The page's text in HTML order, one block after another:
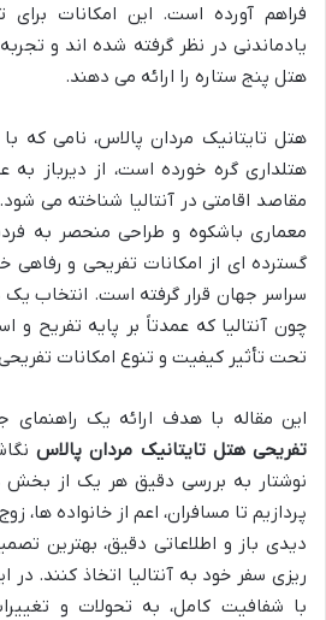
فراهم آورده است. این امکانات
یادماندنی در نظر گرفته شده اند و
هتل پنج ستاره را ارائه می دهند.
هتل تایتانیک مردان پالاس، نامی
هتلداری گره خورده است، از دیرباز به
مقاصد اقامتی در آنتالیا شناخته می
معماری باشکوه و طراحی منحصر به
گسترده ای از امکانات تفریحی و رفاهی
سراسر جهان قرار گرفته است. انتخاب
چون آنتالیا که عمدتاً بر پایه تفریح
تحت تأثیر کیفیت و تنوع امکانات تفریحی
این مقاله با هدف ارائه یک راهنمای
تفریحی هتل تایتانیک مردان پالاس
نوشتار به بررسی دقیق هر یک از
پردازیم تا مسافران، اعم از خانواده ها،
دیدی باز و اطلاعاتی دقیق، بهترین
ریزی سفر خود به آنتالیا اتخاذ کنند.
با شفافیت کامل، به تحولات و